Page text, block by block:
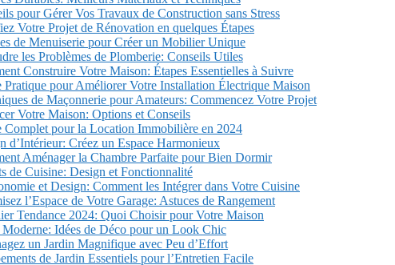
pour Gérer Vos Travaux de Construction sans Stress
Votre Projet de Rénovation en quelques Étapes
de Menuiserie pour Créer un Mobilier Unique
les Problèmes de Plomberie: Conseils Utiles
Construire Votre Maison: Étapes Essentielles à Suivre
Pratique pour Améliorer Votre Installation Électrique Maison
de Maçonnerie pour Amateurs: Commencez Votre Projet
Votre Maison: Options et Conseils
Complet pour la Location Immobilière en 2024
d’Intérieur: Créez un Espace Harmonieux
Aménager la Chambre Parfaite pour Bien Dormir
de Cuisine: Design et Fonctionnalité
et Design: Comment les Intégrer dans Votre Cuisine
l’Espace de Votre Garage: Astuces de Rangement
Tendance 2024: Quoi Choisir pour Votre Maison
Moderne: Idées de Déco pour un Look Chic
un Jardin Magnifique avec Peu d’Effort
de Jardin Essentiels pour l’Entretien Facile